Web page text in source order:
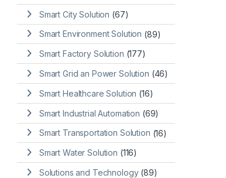
Smart City Solution (67)
Smart Environment Solution (89)
Smart Factory Solution (177)
Smart Grid an Power Solution (46)
Smart Healthcare Solution (16)
Smart Industrial Automation (69)
Smart Transportation Solution (16)
Smart Water Solution (116)
Solutions and Technology(89)